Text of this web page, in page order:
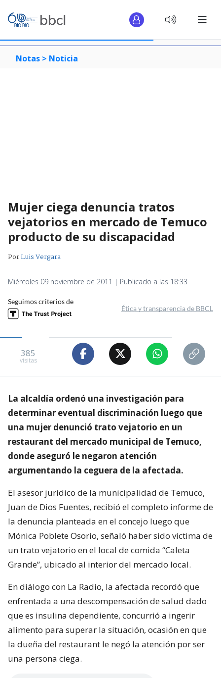
Notas > Noticia
Mujer ciega denuncia tratos
vejatorios en mercado de Temuco
producto de su discapacidad
PorLuis Vergara
Miércoles 09 noviembre de 2011 | Publicado a las 18:33
Seguimos criterios de
Ética y transparencia de BBCL
385
visitas
La alcaldía ordenó una investigación para
determinar eventual discriminación luego que
una mujer denunció trato vejatorio en un
restaurant del mercado municipal de Temuco,
donde aseguró le negaron atención
argumentando la ceguera de la afectada.
El asesor jurídico de la municipalidad de Temuco,
Juan de Dios Fuentes, recibió el completo informe de
la denuncia planteada en el concejo luego que
Mónica Poblete Osorio, señaló haber sido victima de
un trato vejatorio en el local de comida “Caleta
Grande”, ubicado al interior del mercado local.
En diálogo con La Radio, la afectada recordó que
enfrentada a una descompensación de salud dado
que es insulina dependiente, concurrió a ingerir
alimento para superar la situación, ocasión en que
la dueña del restaurant le negó la atención por ser
una persona ciega.